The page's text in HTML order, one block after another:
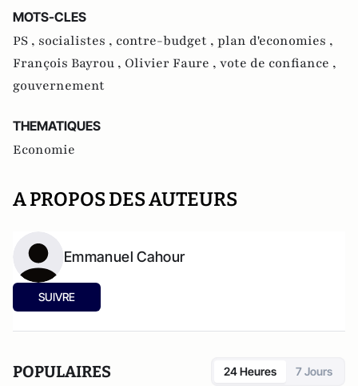
MOTS-CLES
PS , socialistes , contre-budget , plan d'economies ,
François Bayrou , Olivier Faure , vote de confiance ,
gouvernement
THEMATIQUES
Economie
A PROPOS DES AUTEURS
Emmanuel Cahour
SUIVRE
POPULAIRES 24 Heures 7 Jours